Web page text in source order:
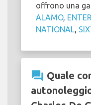
offrono una
ALAMO,
NATIONAL
question_answer Quale